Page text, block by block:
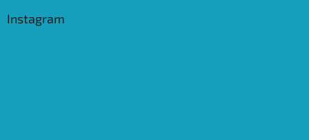
Instagram